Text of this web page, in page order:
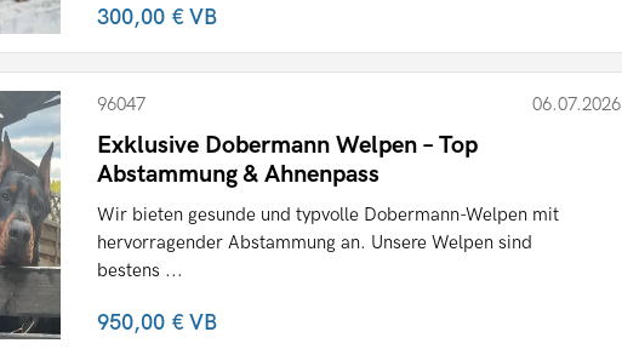
300,00 €VB
96047 06.07.2026
Exklusive Dobermann Welpen – Top
Abstammung & Ahnenpass
Wir bieten gesunde und typvolle Dobermann-Welpen mit
hervorragender Abstammung an. Unsere Welpen sind
bestens ...
950,00 €VB